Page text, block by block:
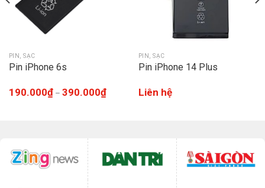
PIN, SẠC
Pin iPhone 6s
190.000₫– 390.000₫
PIN, SẠC
Pin iPhone 14 Plus
Liên hệ